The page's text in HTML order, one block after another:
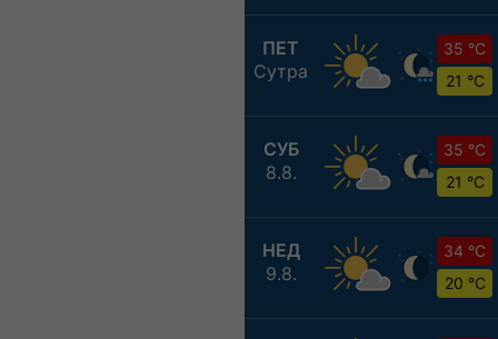
ПЕТ
Сутра
35 °C
21 °C
СУБ
8.8.
35 °C
21 °C
НЕД
9.8.
34 °C
20 °C